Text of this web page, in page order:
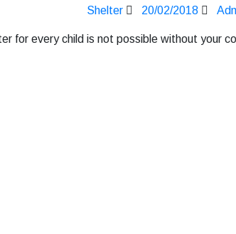
20/02/2018
Shelter
for every child is not possible without your